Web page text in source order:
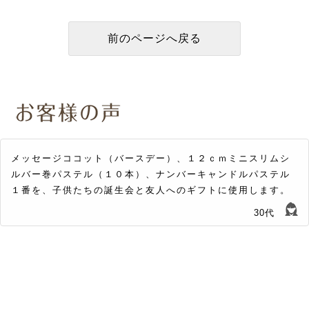
メッセージココット（バースデー）、１２ｃｍミニスリムシ
ルバー巻パステル（１０本）、ナンバーキャンドルパステル
１番を、子供たちの誕生会と友人へのギフトに使用します。
30代